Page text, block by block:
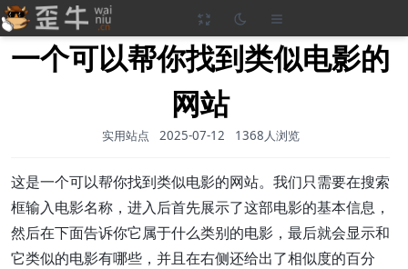
一个可以帮你找到类似电影的
网站
实用站点 2025-07-12 1368人浏览
这是一个可以帮你找到类似电影的网站。我们只需要在搜索
框输入电影名称，进入后首先展示了这部电影的基本信息，
然后在下面告诉你它属于什么类别的电影，最后就会显示和
它类似的电影有哪些，并且在右侧还给出了相似度的百分